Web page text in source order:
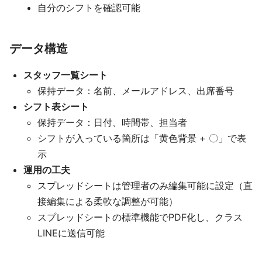
自分のシフトを確認可能
データ構造
スタッフ一覧シート
保持データ：名前、メールアドレス、出席番号
シフト表シート
保持データ：日付、時間帯、担当者
シフトが入っている箇所は「黄色背景 + 〇」で表
示
運用の工夫
スプレッドシートは管理者のみ編集可能に設定（直
接編集による柔軟な調整が可能）
スプレッドシートの標準機能でPDF化し、クラス
LINEに送信可能